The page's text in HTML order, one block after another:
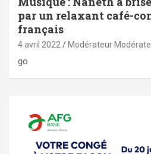
par un relaxant café-
français
4 avril 2022 Modérateur
go